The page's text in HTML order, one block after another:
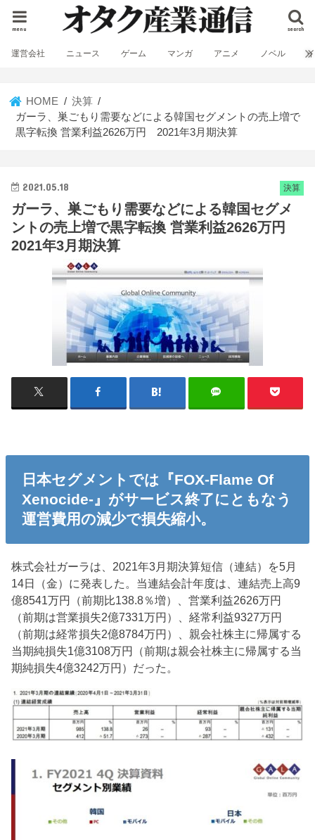
search
menu
運営会社 ニュース ゲーム マンガ アニメ ノベル
HOME
決算
ガーラ、巣ごもり需要などによる韓国セグメントの売上増で
黒字転換 営業利益2626万円 2021年3月期決算
決算
2021.05.18
ガーラ、巣ごもり需要などによる韓国セグメ
ントの売上増で黒字転換 営業利益2626万円
2021年3月期決算
日本セグメントでは『FOX-Flame Of
Xenocide-』がサービス終了にともなう
運営費用の減少で損失縮小。
株式会社ガーラは、2021年3月期決算短信（連結）を5月
14日（金）に発表した。当連結会計年度は、連結売上高9
億8541万円（前期比138.8％増）、営業利益2626万円
（前期は営業損失2億7331万円）、経常利益9327万円
（前期は経常損失2億8784万円）、親会社株主に帰属する
当期純損失1億3108万円（前期は親会社株主に帰属する当
期純損失4億3242万円）だった。